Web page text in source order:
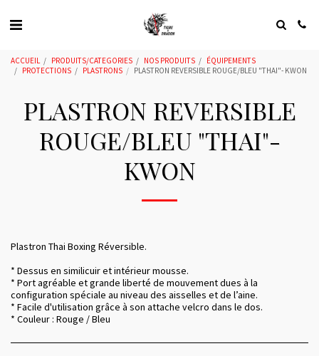
ACCUEIL PRODUITS/CATEGORIES NOS PRODUITS
ÉQUIPEMENTS
PROTECTIONS
PLASTRONS PLASTRON REVERSIBLE ROUGE/BLEU "THAI"- KWON
PLASTRON REVERSIBLE
ROUGE/BLEU "THAI"-
KWON
Plastron Thai Boxing Réversible.
* Dessus en similicuir et intérieur mousse.
* Port agréable et grande liberté de mouvement dues à la
configuration spéciale au niveau des aisselles et de l’aine.
* Facile d'utilisation grâce à son attache velcro dans le dos.
* Couleur : Rouge / Bleu